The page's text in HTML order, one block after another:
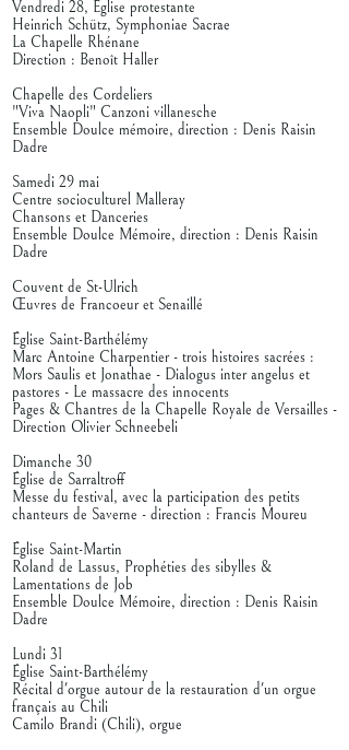
Vendredi 28, Église protestante
Heinrich Schütz, Symphoniae Sacrae
La Chapelle Rhénane
Direction : Benoît Haller
Chapelle des Cordeliers
"Viva Naopli" Canzoni villanesche
Ensemble Doulce mémoire, direction : Denis Raisin
Dadre
Samedi 29 mai
Centre socioculturel Malleray
Chansons et Danceries
Ensemble Doulce Mémoire, direction : Denis Raisin
Dadre
Couvent de St-Ulrich
Œuvres de Francoeur et Senaillé
Église Saint-Barthélémy
Marc Antoine Charpentier - trois histoires sacrées :
Mors Saulis et Jonathae - Dialogus inter angelus et
pastores - Le massacre des innocents
Pages & Chantres de la Chapelle Royale de Versailles -
Direction Olivier Schneebeli
Dimanche 30
Église de Sarraltroff
Messe du festival, avec la participation des petits
chanteurs de Saverne - direction : Francis Moureu
Église Saint-Martin
Roland de Lassus, Prophéties des sibylles &
Lamentations de Job
Ensemble Doulce Mémoire, direction : Denis Raisin
Dadre
Lundi 31
Église Saint-Barthélémy
Récital d'orgue autour de la restauration d'un orgue
français au Chili
Camilo Brandi (Chili), orgue